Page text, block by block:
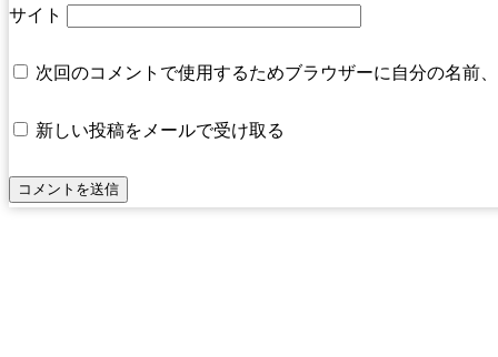
サイト
次回のコメントで使用するためブラウザーに自分の名前
新しい投稿をメールで受け取る